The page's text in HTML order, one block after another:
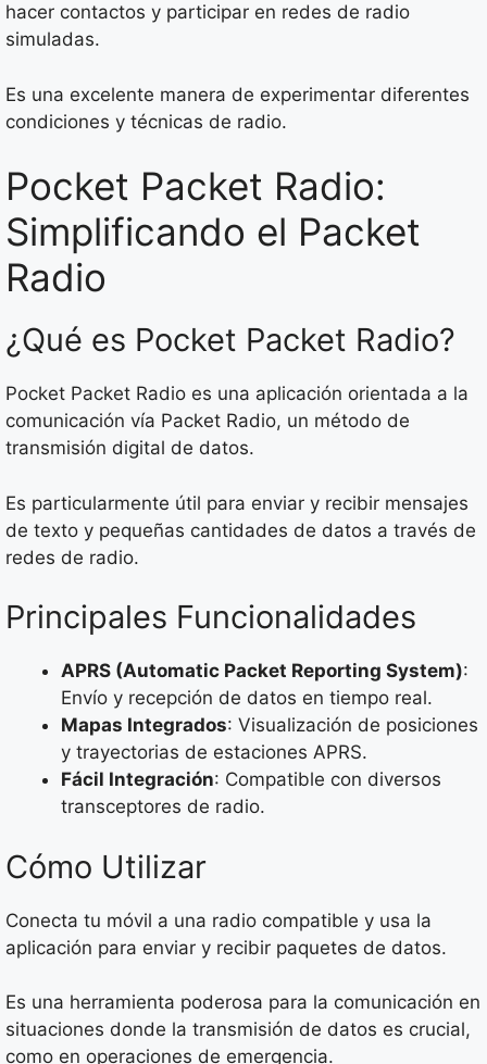
hacer contactos y participar en redes de radio
simuladas.
Es una excelente manera de experimentar diferentes
condiciones y técnicas de radio.
Pocket Packet Radio:
Simplificando el Packet
Radio
¿Qué es Pocket Packet Radio?
Pocket Packet Radio es una aplicación orientada a la
comunicación vía Packet Radio, un método de
transmisión digital de datos.
Es particularmente útil para enviar y recibir mensajes
de texto y pequeñas cantidades de datos a través de
redes de radio.
Principales Funcionalidades
APRS (Automatic Packet Reporting System):
Envío y recepción de datos en tiempo real.
Mapas Integrados: Visualización de posiciones
y trayectorias de estaciones APRS.
Fácil Integración: Compatible con diversos
transceptores de radio.
Cómo Utilizar
Conecta tu móvil a una radio compatible y usa la
aplicación para enviar y recibir paquetes de datos.
Es una herramienta poderosa para la comunicación en
situaciones donde la transmisión de datos es crucial,
como en operaciones de emergencia.